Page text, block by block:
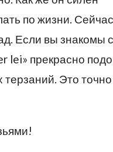
по жизни.
Если вы знакомы с
lei» прекрасно
Это